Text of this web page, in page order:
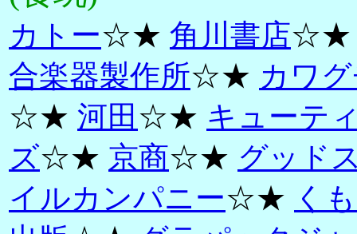
カトー☆★ 角川書店
合楽器製作所☆★ カワ
☆★ 河田 ☆★ キューテ
ズ☆★ 京商☆★ グッド
イルカンパニー☆★ く